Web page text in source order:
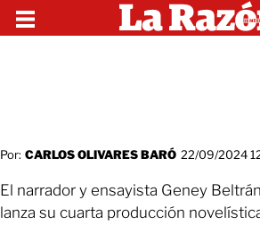
Por: CARLOS OLIVARES BARÓ 22/09/2024
El narrador y ensayista Geney
lanza su cuarta producción